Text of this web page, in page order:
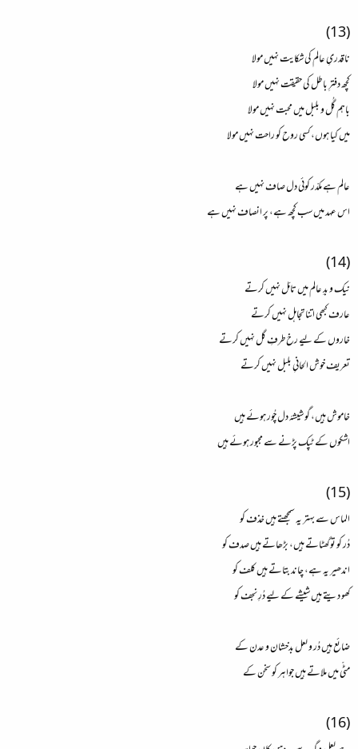
(13)
ناقدریِ عالم کی شکایت نہیں مولا
کچھ دفترِ باطل کی حقیقت نہیں مولا
باہم گُل و بلبل میں محبت نہیں مولا
میں کیا ہوں، کسی روح کو راحت نہیں مولا
عالم ہے مکدّر کوئی دل صاف نہیں ہے
اس عہد میں سب کچھ ہے، پر انصاف نہیں ہے
(14)
نیک و بدِ عالم میں تامّل نہیں کرتے
عارف کبھی اتنا تجاہل نہیں کرتے
خاروں کے لیے رخ طرفِ گل نہیں کرتے
تعریف خوش الحانیِ بلبل نہیں کرتے
خاموش ہیں، گو شیشۂ دل چُور ہوئے ہیں
اشکوں کے ٹپک پڑنے سے مجبور ہوئے ہیں
(15)
الماس سے بہتر یہ سمجھتے ہیں خذف کو
دُر کو تو گھٹاتے ہیں، بڑھاتے ہیں صدف کو
اندھیر یہ ہے، چاند بتاتے ہیں کلف کو
کھو دیتے ہیں شیشے کے لیے دُرِ نجف کو
ضائع ہیں دُر و لعل بدخشان و عدن کے
مٹّی میں ملاتے ہیں جواہر کو سخن کے
(16)